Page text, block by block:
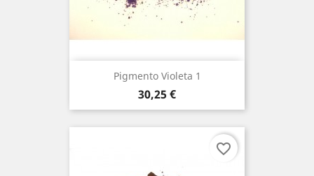
Pigmento Violeta 1
Preço
30,25 €
favorite_border